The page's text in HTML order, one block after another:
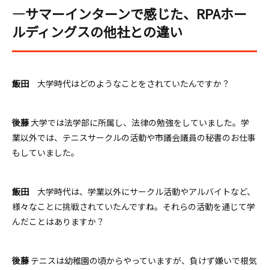
―サマーインターンで感じた、RPAホー
ルディングスの他社との違い
飯田 大学時代はどのようなことをされていたんですか？
後藤大学では法学部に所属し、法律の勉強をしていました。学
業以外では、テニスサークルの活動や市議会議員の秘書のお仕事
もしていました。
飯田 大学時代は、学業以外にサークル活動やアルバイトなど、
様々なことに挑戦されていたんですね。それらの活動を通じて学
んだことはありますか？
後藤テニスは幼稚園の頃からやっていますが、負けず嫌いで根気